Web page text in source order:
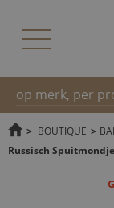
Snel
> BOUTIQUE >
Russisch